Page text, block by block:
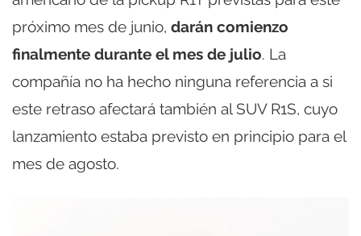
próximo mes de junio, darán comienzo
finalmente durante el mes de julio. La
compañía no ha hecho ninguna referencia a si
este retraso afectará también al SUV R1S, cuyo
lanzamiento estaba previsto en principio para el
mes de agosto.